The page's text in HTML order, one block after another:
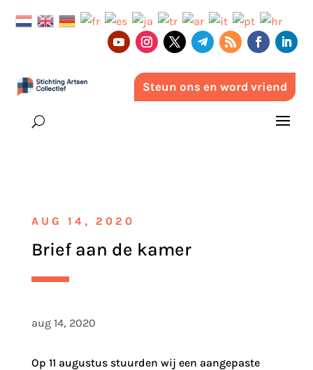
Steun ons en word vriend
AUG 14, 2020
Brief aan de kamer
aug 14, 2020
Op 11 augustus stuurden wij een aangepaste